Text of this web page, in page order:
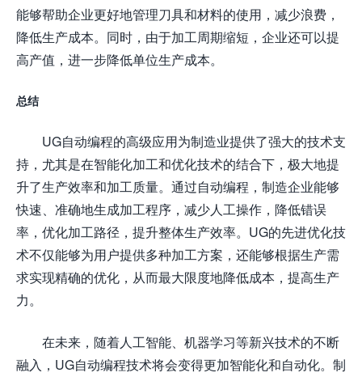
能够帮助企业更好地管理刀具和材料的使用，减少浪费，
降低生产成本。同时，由于加工周期缩短，企业还可以提
高产值，进一步降低单位生产成本。
总结
UG自动编程的高级应用为制造业提供了强大的技术支
持，尤其是在智能化加工和优化技术的结合下，极大地提
升了生产效率和加工质量。通过自动编程，制造企业能够
快速、准确地生成加工程序，减少人工操作，降低错误
率，优化加工路径，提升整体生产效率。UG的先进优化技
术不仅能够为用户提供多种加工方案，还能够根据生产需
求实现精确的优化，从而最大限度地降低成本，提高生产
力。
在未来，随着人工智能、机器学习等新兴技术的不断
融入，UG自动编程技术将会变得更加智能化和自动化。制